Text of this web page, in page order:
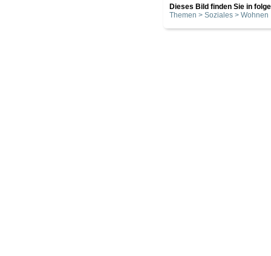
Dieses Bild finden Sie in
Themen > Soziales > Wohnen